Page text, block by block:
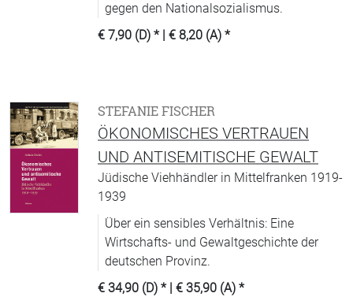
gegen den Nationalsozialismus.
€ 7,90 (D) * | € 8,20 (A) *
STEFANIE FISCHER
ÖKONOMISCHES VERTRAUEN
UND ANTISEMITISCHE GEWALT
Jüdische Viehhändler in Mittelfranken 1919-
1939
Über ein sensibles Verhältnis: Eine
Wirtschafts- und Gewaltgeschichte der
deutschen Provinz.
€ 34,90 (D) * | € 35,90 (A) *